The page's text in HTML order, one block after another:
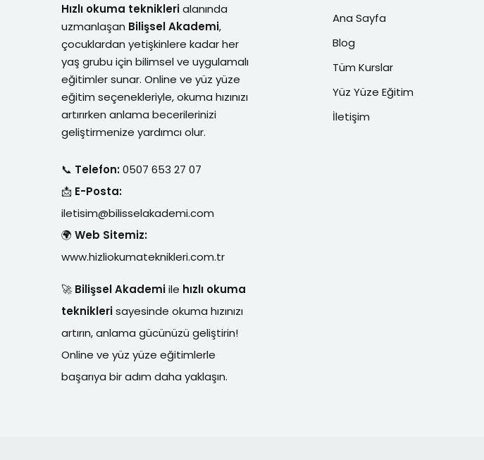
Hızlı okuma tekniklerialanında
uzmanlaşan Bilişsel Akademi,
çocuklardan yetişkinlere kadar her
yaş grubu için bilimsel ve uygulamalı
eğitimler sunar. Online ve yüz yüze
eğitim seçenekleriyle, okuma hızınızı
artırırken anlama becerilerinizi
geliştirmenize yardımcı olur.
📞 Telefon:0507 653 27 07
📩 E-Posta:
iletisim@bilisselakademi.com
🌍 Web Sitemiz:
www.hizliokumateknikleri.com.tr
🚀 Bilişsel Akademiile hızlı okuma
tekniklerisayesinde okuma hızınızı
artırın, anlama gücünüzü geliştirin!
Online ve yüz yüze eğitimlerle
başarıya bir adım daha yaklaşın.
Ana Sayfa
Blog
Tüm Kurslar
Yüz Yüze Eğitim
İletişim